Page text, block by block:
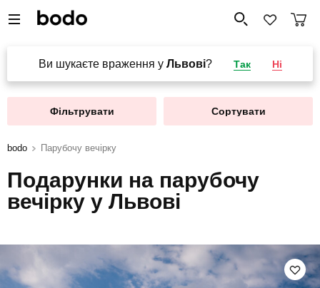
Ви шукаєте враження у Львові? Так Ні
Фільтрувати Сортувати
bodo Парубочу вечірку
Подарунки на парубочу
вечірку у Львові